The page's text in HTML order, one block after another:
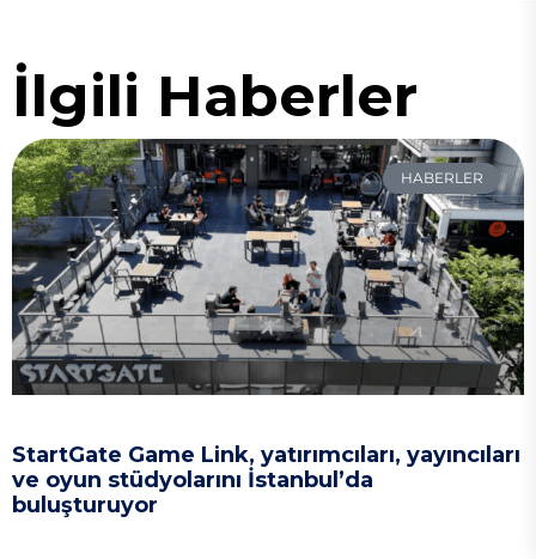
İlgili Haberler
HABERLER
StartGate Game Link, yatırımcıları, yayıncıları
ve oyun stüdyolarını İstanbul’da
buluşturuyor